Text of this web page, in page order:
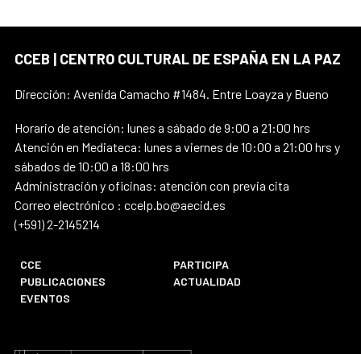
CCEB | CENTRO CULTURAL DE ESPAÑA EN LA PAZ
Dirección: Avenida Camacho #1484. Entre Loayza y Bueno
Horario de atención: lunes a sábado de 9:00 a 21:00 hrs
Atención en Mediateca: lunes a viernes de 10:00 a 21:00 hrs y
sábados de 10:00 a 18:00 hrs
Administración y oficinas: atención con previa cita
Correo electrónico : ccelp.bo@aecid.es
(+591) 2-2145214
CCE
PARTICIPA
PUBLICACIONES
ACTUALIDAD
EVENTOS